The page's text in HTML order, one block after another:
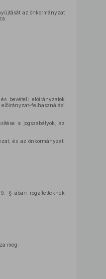
az önkormányzat
bevételi előirányzatok
felhasználási
a jogszabályok, az
és az önkormányzati
§-ában rögzítetteknek
meg: